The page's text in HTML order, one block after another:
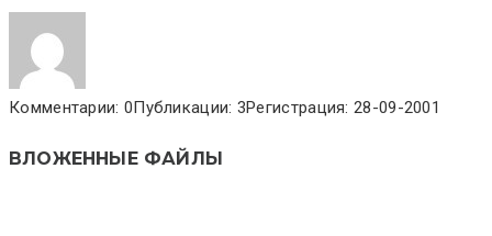
Комментарии: 0Публикации: 3Регистрация: 28-09-2001
ВЛОЖЕННЫЕ ФАЙЛЫ